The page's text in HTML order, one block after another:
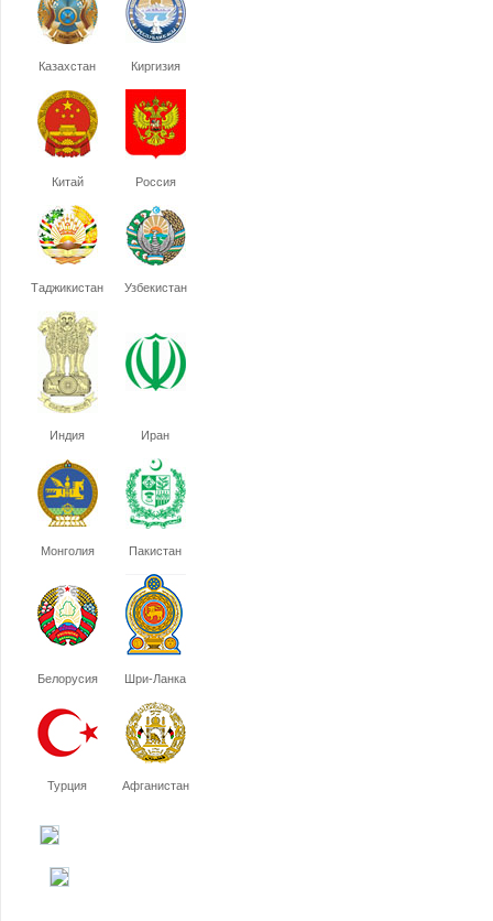
Казахстан Киргизия
Китай Россия
Таджикистан Узбекистан
Индия Иран
Монголия Пакистан
Белорусия Шри-Ланка
Турция Афганистан